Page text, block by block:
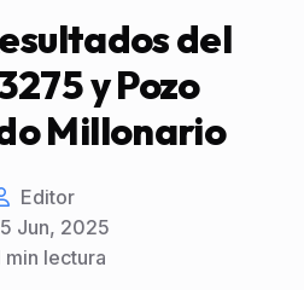
del
y Pozo
Millonario
Editor
Jun, 2025
min lectura